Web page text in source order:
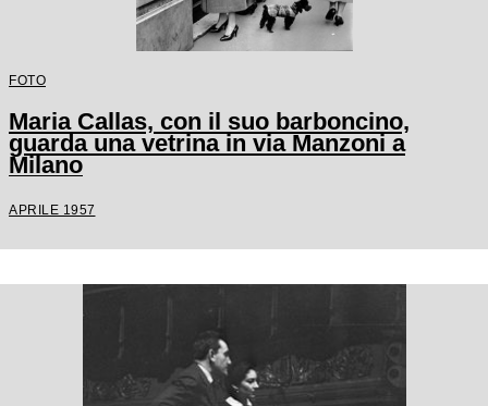
FOTO
Maria Callas, con il suo barboncino,
guarda una vetrina in via Manzoni a
Milano
APRILE 1957